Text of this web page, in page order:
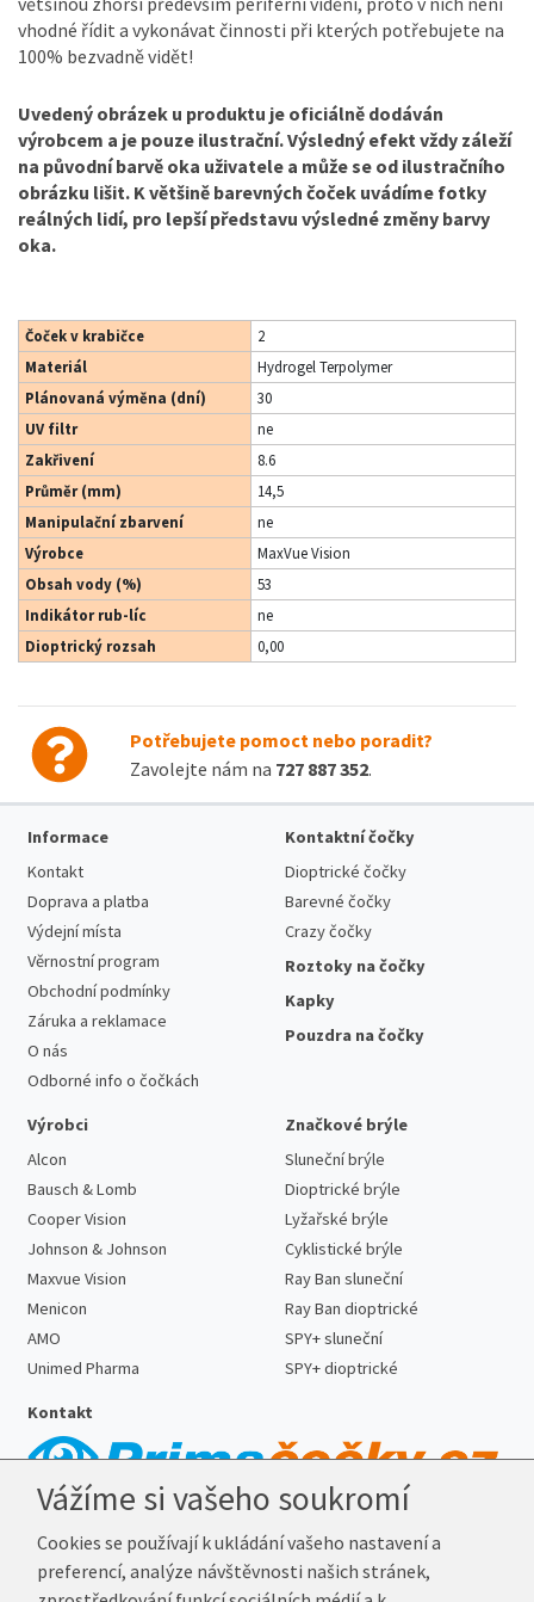
vhodné řídit a vykonávat činnosti při kterých potřebujete na
100% bezvadně vidět!
Uvedený obrázek u produktu je oficiálně dodáván
výrobcem a je pouze ilustrační. Výsledný efekt vždy záleží
na původní barvě oka uživatele a může se od ilustračního
obrázku lišit. K většině barevných čoček uvádíme fotky
reálných lidí, pro lepší představu výsledné změny barvy
oka.
Čoček v krabičce
2
Materiál
Hydrogel Terpolymer
Plánovaná výměna (dní)
30
UV filtr
ne
Zakřivení
8.6
Průměr (mm)
14,5
Manipulační zbarvení
ne
Výrobce
MaxVue Vision
Obsah vody (%)
53
Indikátor rub-líc
ne
Dioptrický rozsah
0,00
Potřebujete pomoct nebo poradit?
Zavolejte nám na 727 887 352.
Informace
Kontakt
Doprava a platba
Výdejní místa
Věrnostní program
Obchodní podmínky
Záruka a reklamace
O nás
Odborné info o čočkách
Kontaktní čočky
Dioptrické čočky
Barevné čočky
Crazy čočky
Roztoky na čočky
Kapky
Pouzdra na čočky
Výrobci
Alcon
Bausch & Lomb
Cooper Vision
Johnson & Johnson
Maxvue Vision
Menicon
AMO
Unimed Pharma
Značkové brýle
Sluneční brýle
Dioptrické brýle
Lyžařské brýle
Cyklistické brýle
Ray Ban sluneční
Ray Ban dioptrické
SPY+ sluneční
SPY+ dioptrické
Kontakt
E-mail:info@prima-cocky.cz
Reklamační adresa
Vážíme si vašeho soukromí
Cookies se používají k ukládání vašeho nastavení a
preferencí, analýze návštěvnosti našich stránek,